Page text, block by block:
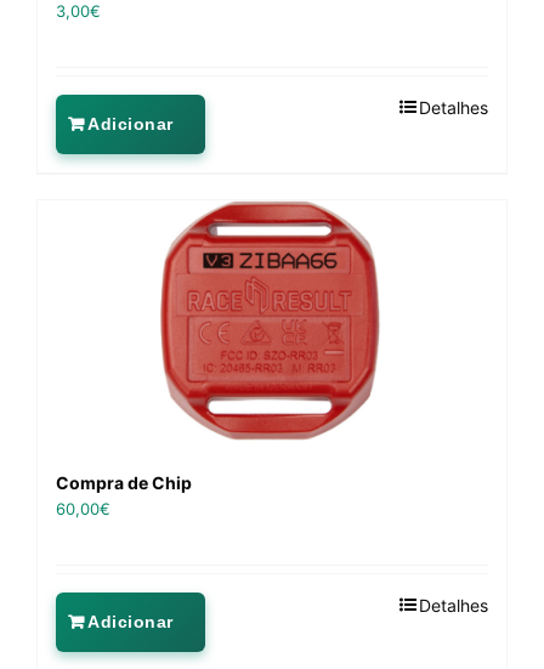
3,00€
Adicionar
Detalhes
Compra de Chip
60,00€
Adicionar
Detalhes